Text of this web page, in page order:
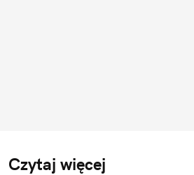
Czytaj więcej